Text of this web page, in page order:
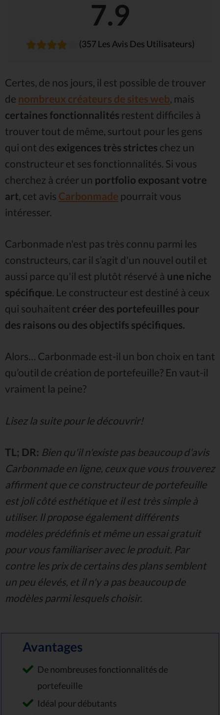
7.9
(357 Les Avis Des Utilisateurs)
Certes, de nos jours, il est possible de trouver
de nombreux créateurs de sites web, mais
certaines fonctionnalités restent difficiles à
trouver tout de même, surtout pour les gens
qui ont des exigences très strictes chez un
constructeur et ses fonctionnalités. Si vous
cherchez à créer un portfolio exposant votre
art, cet avis Carbonmade pourrait vous
intéresser.
Carbonmade n'est pas très connu parmi les
constructeurs, car il s’agit d'un nouvel outil et
aussi parce qu'il est plutôt réservé à une niche
spécifique. Le constructeur est destiné à ceux
qui souhaitent créer des portefeuilles pour
des raisons ou des objectifs spécifiques.
Alors… Carbonmade est-il un bon choix en tant
qu’outil de création de portefeuille? En vaut-il
vraiment la peine?
Lisez la suite pour le découvrir!
TL; DR: Bien qu'il n'existe pas beaucoup d'avis
Carbonmade en ligne, ceux que vous trouverez
affirment que ce constructeur de portefeuille
est joli côté esthétique et il est très simple à
utiliser. Il propose également différents
modèles prédéfinis et même un essai gratuit
pour vous familiariser avec le produit. Par
contre les prix de certains des plans semblent
un peu élevés, et il n'y a pas beaucoup de
modèles parmi lesquels choisir.
Avantages
De nombreuses fonctionnalités de
portefeuille
Idéal pour débutants